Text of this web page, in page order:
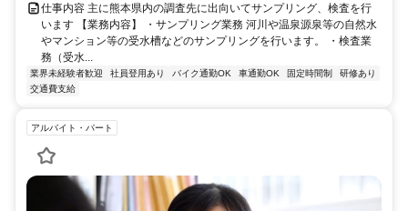
仕事内容 主に熊本県内の調査先に出向いてサンプリング、検査を行
います 【業務内容】 ・サンプリング業務 河川や温泉源泉等の自然水
やマンション等の受水槽などのサンプリングを行います。 ・検査業
務（受水...
業界未経験者歓迎 社員登用あり バイク通勤OK 車通勤OK 固定時間制
研修あり
交通費支給
アルバイト・パート